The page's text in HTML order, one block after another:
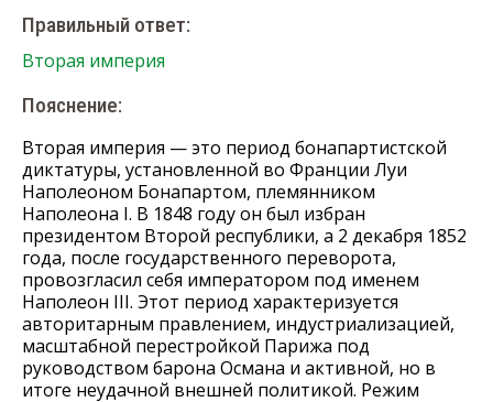
Правильный ответ:
Вторая империя
Пояснение:
Вторая империя — это период бонапартистской
диктатуры, установленной во Франции Луи
Наполеоном Бонапартом, племянником
Наполеона I. В 1848 году он был избран
президентом Второй республики, а 2 декабря 1852
года, после государственного переворота,
провозгласил себя императором под именем
Наполеон III. Этот период характеризуется
авторитарным правлением, индустриализацией,
масштабной перестройкой Парижа под
руководством барона Османа и активной, но в
итоге неудачной внешней политикой. Режим